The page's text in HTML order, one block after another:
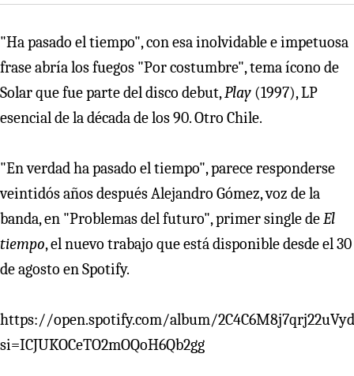
"Ha pasado el tiempo", con esa inolvidable e impetuosa
frase abría los fuegos "Por costumbre", tema ícono de
Solar que fue parte del disco debut,Play (1997), LP
esencial de la década de los 90. Otro Chile.
"En verdad ha pasado el tiempo", parece responderse
veintidós años después Alejandro Gómez, voz de la
banda, en "Problemas del futuro", primer single deEl
tiempo, el nuevo trabajo que está disponible desde el 30
de agosto en Spotify.
https://open.spotify.com/album/
si=ICJUKOCeTO2mOQoH6Qb2gg